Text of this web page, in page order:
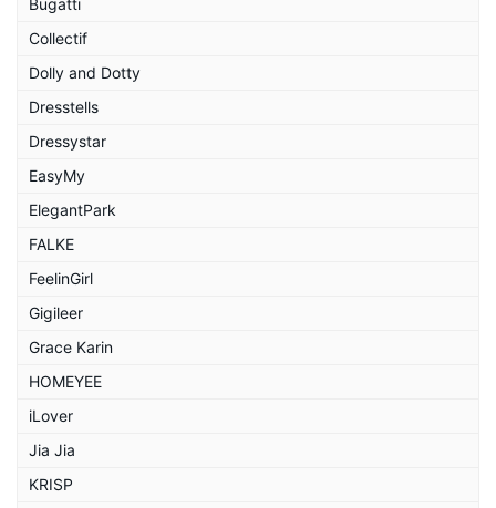
Bugatti
Collectif
Dolly and Dotty
Dresstells
Dressystar
EasyMy
ElegantPark
FALKE
FeelinGirl
Gigileer
Grace Karin
HOMEYEE
iLover
Jia Jia
KRISP